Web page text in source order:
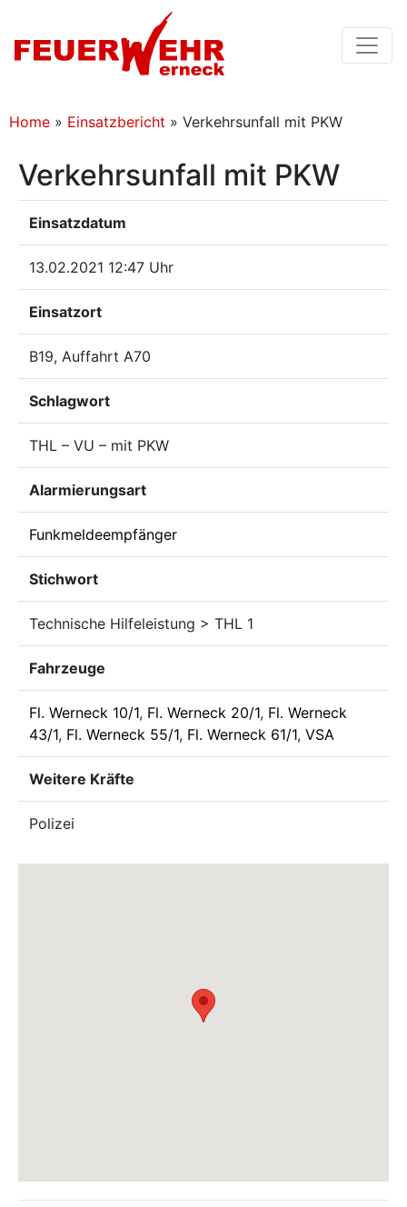
Home » Einsatzbericht » Verkehrsunfall mit PKW
Verkehrsunfall mit PKW
Einsatzdatum
13.02.2021 12:47 Uhr
Einsatzort
B19, Auffahrt A70
Schlagwort
THL – VU – mit PKW
Alarmierungsart
Funkmeldeempfänger
Stichwort
Technische Hilfeleistung > THL 1
Fahrzeuge
Fl. Werneck 10/1, Fl. Werneck 20/1, Fl. Werneck
43/1, Fl. Werneck 55/1, Fl. Werneck 61/1, VSA
Weitere Kräfte
Polizei